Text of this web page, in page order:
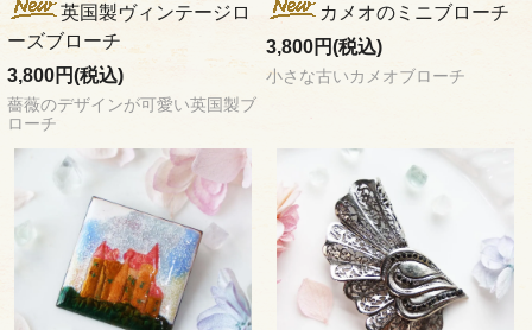
英国製ヴィンテージロ
ーズブローチ
3,800円(税込)
薔薇のデザインが可愛い英国製ブ
ローチ
カメオのミニブローチ
3,800円(税込)
小さな古いカメオブローチ